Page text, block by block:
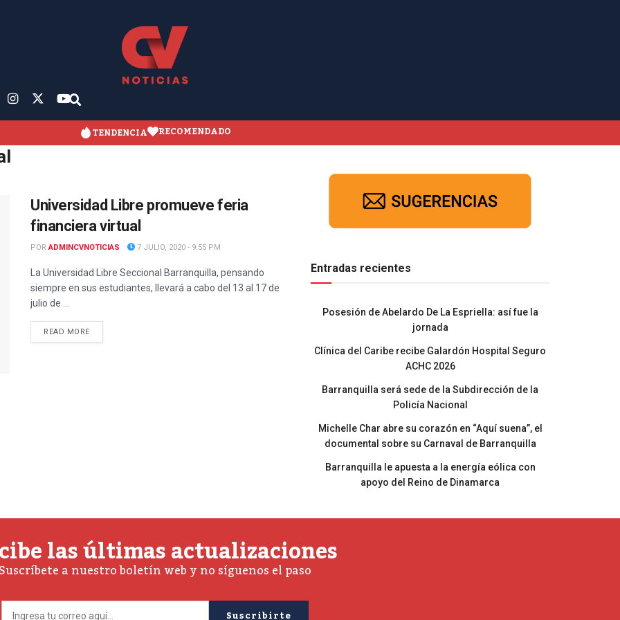
TENDENCIA RECOMENDADO
Universidad Libre promueve feria
financiera virtual
POR ADMINCVNOTICIAS 7 JULIO, 2020 - 9:55 PM
La Universidad Libre Seccional Barranquilla, pensando
siempre en sus estudiantes, llevará a cabo del 13 al 17 de
julio de ...
READ MORE
Entradas recientes
Posesión de Abelardo De La Espriella: así fue la
jornada
Clínica del Caribe recibe Galardón Hospital Seguro
ACHC 2026
Barranquilla será sede de la Subdirección de la
Policía Nacional
Michelle Char abre su corazón en “Aquí suena”, el
documental sobre su Carnaval de Barranquilla
Barranquilla le apuesta a la energía eólica con
apoyo del Reino de Dinamarca
las últimas actualizaciones
a nuestro boletín web y no síguenos el paso